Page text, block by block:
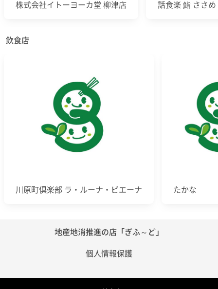
株式会社イトーヨーカ堂 柳津店 話食楽 鮨 ささめ
飲食店
川原町倶楽部 ラ・ルーナ・ピエーナ たかな
地産地消推進の店「ぎふ～ど」
個人情報保護